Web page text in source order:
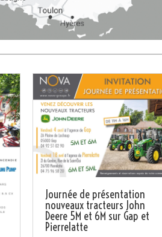
Journée de présentation
nouveaux tracteurs John
Deere 5M et 6M sur Gap et
Pierrelatte